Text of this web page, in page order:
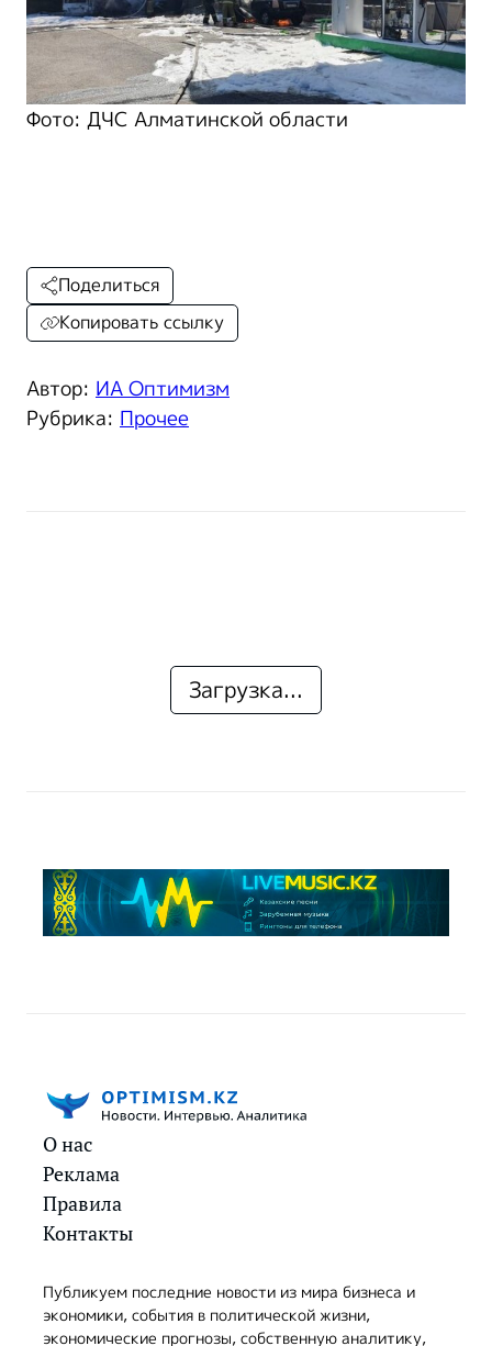
Фото: ДЧС Алматинской области
Автор: ИА Оптимизм
Рубрика: Прочее
Поделиться
Копировать ссылку
Загрузка...
О нас
Реклама
Правила
Контакты
Публикуем последние новости из мира бизнеса и
экономики, события в политической жизни,
экономические прогнозы, собственную аналитику,